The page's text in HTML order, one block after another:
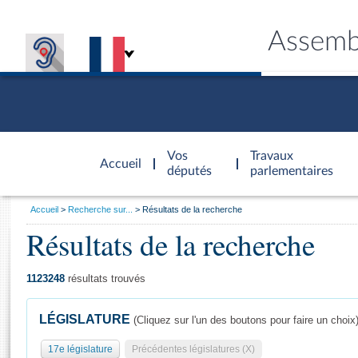
Accueil
d'accueil
Vos
députés
Travaux
parlementaires
Général
Vous
Accueil Recherche sur... Résultats de la recherche
Résultats de la recherche
1123248 résultats trouvés
LÉGISLATURE (Cliquez sur l'un des boutons pour faire un choix)
17e législature Précédentes législatures (X)